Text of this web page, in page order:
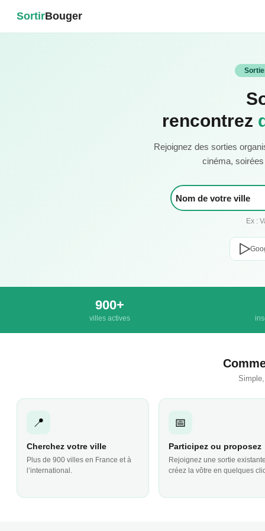
SortirBouger
rencontrez
Rejoignez des sorties
cinéma,
Ex :
900+
villes actives
📍
Cherchez votre ville
Plus de 900 villes en France et à
l’international.
📅
Participez ou proposez
Rejoignez une sortie
créez la vôtre en quelques